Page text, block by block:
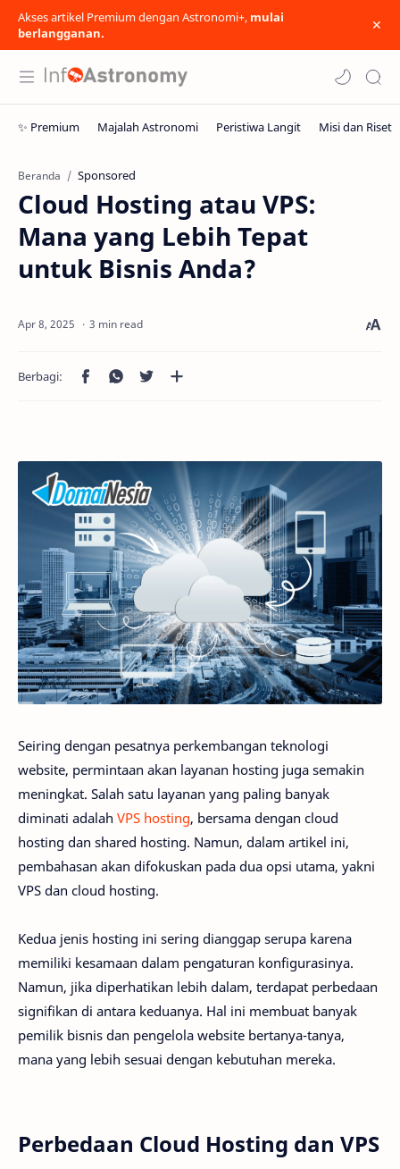
Akses artikel Premium dengan Astronomi+, mulai
berlangganan.
Beranda Sponsored
Cloud Hosting atau VPS:
Mana yang Lebih Tepat
untuk Bisnis Anda?
3 min read
Seiring dengan pesatnya perkembangan teknologi
website, permintaan akan layanan hosting juga semakin
meningkat. Salah satu layanan yang paling banyak
diminati adalah VPS hosting, bersama dengan cloud
hosting dan shared hosting. Namun, dalam artikel ini,
pembahasan akan difokuskan pada dua opsi utama, yakni
VPS dan cloud hosting.
Kedua jenis hosting ini sering dianggap serupa karena
memiliki kesamaan dalam pengaturan konfigurasinya.
Namun, jika diperhatikan lebih dalam, terdapat perbedaan
signifikan di antara keduanya. Hal ini membuat banyak
pemilik bisnis dan pengelola website bertanya-tanya,
mana yang lebih sesuai dengan kebutuhan mereka.
Perbedaan Cloud Hosting dan VPS